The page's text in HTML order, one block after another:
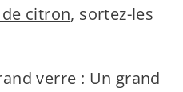
citron, sortez-les
verre : Un grand